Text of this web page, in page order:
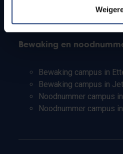
Bewaking en
Bewaking campus in
Bewaking campus in
Noodnummer campus
Noodnummer campus